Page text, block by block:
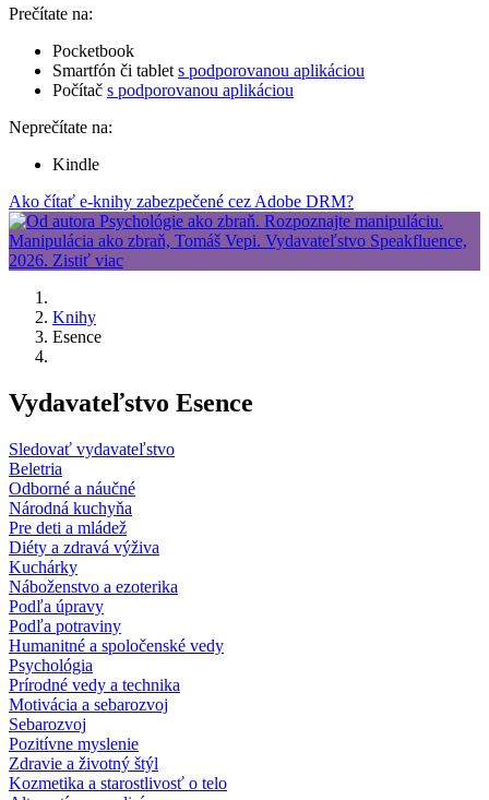
Prečítate na:
Pocketbook
Smartfón či tablet s podporovanou aplikáciou
Počítač s podporovanou aplikáciou
Neprečítate na:
Kindle
Ako čítať e-knihy zabezpečené cez Adobe DRM?
Knihy
Esence
Vydavateľstvo Esence
Sledovať vydavateľstvo
Beletria
Odborné a náučné
Národná kuchyňa
Pre deti a mládež
Diéty a zdravá výživa
Kuchárky
Náboženstvo a ezoterika
Podľa úpravy
Podľa potraviny
Humanitné a spoločenské vedy
Psychológia
Prírodné vedy a technika
Motivácia a sebarozvoj
Sebarozvoj
Pozitívne myslenie
Zdravie a životný štýl
Kozmetika a starostlivosť o telo